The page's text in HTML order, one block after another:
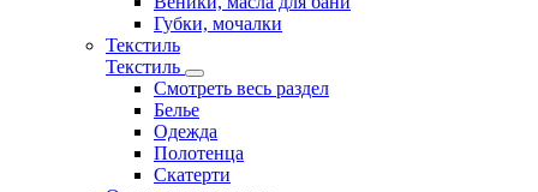
Губки, мочалки
Текстиль
Текстиль
Смотреть весь раздел
Белье
Одежда
Полотенца
Скатерти